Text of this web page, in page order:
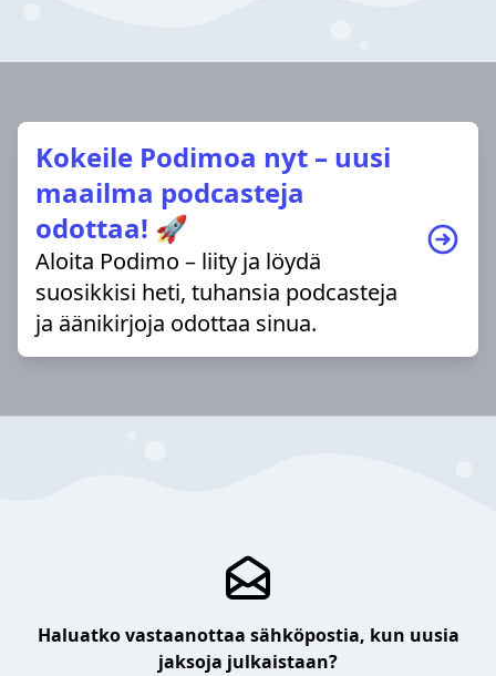
Kokeile Podimoa nyt – uusi
maailma podcasteja
odottaa! 🚀
Aloita Podimo – liity ja löydä
suosikkisi heti, tuhansia podcasteja
ja äänikirjoja odottaa sinua.
Haluatko vastaanottaa sähköpostia, kun uusia
jaksoja julkaistaan?